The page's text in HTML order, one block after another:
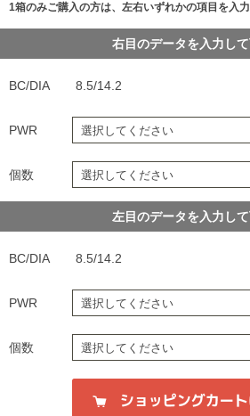
1箱のみご購入の方は、左右いずれかの項目を入
右目のデータを入力し
BC/DIA 8.5/14.2
PWR
個数
左目のデータを入力し
BC/DIA 8.5/14.2
PWR
個数